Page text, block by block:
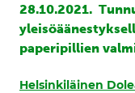
28.10.2021.
paperipillien
Helsinkiläinen